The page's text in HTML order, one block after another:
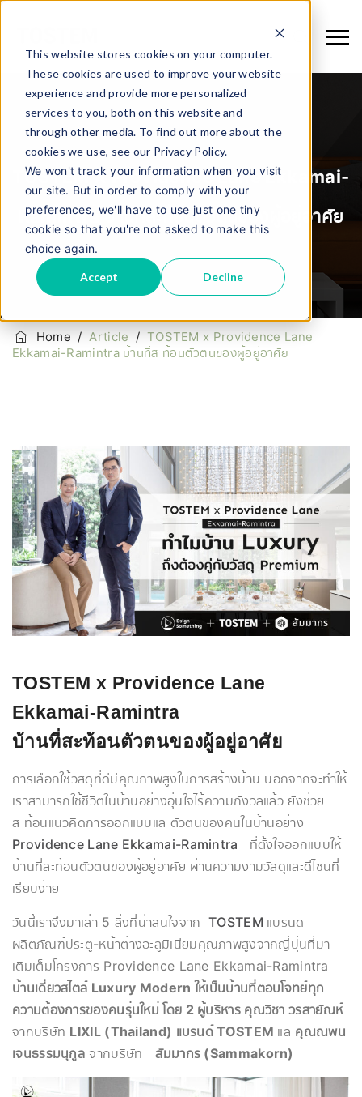
This website stores cookies on your computer.
These cookies are used to improve your website
experience and provide more personalized
services to you, both on this website and
through other media. To find out more about the
cookies we use, see our Privacy Policy.
We won't track your information when you visit
our site. But in order to comply with your
preferences, we'll have to use just one tiny
cookie so that you're not asked to make this
choice again.
Accept Decline
TOSTEM X Providence Lane Ekkamai-
Ramintra บ้านที่สะท้อนตัวตนของผู้อยู่อาศัย
Home /Article / TOSTEM x Providence Lane
Ekkamai-Ramintra บ้านที่สะท้อนตัวตนของผู้อยู่อาศัย
TOSTEM x Providence Lane
Ekkamai-Ramintra
บ้านที่สะท้อนตัวตนของผู้อยู่อาศัย
การเลือกใช้วัสดุที่ดีมีคุณภาพสูงในการสร้างบ้าน นอกจากจะทำให้
เราสามารถใช้ชีวิตในบ้านอย่างอุ่นใจไร้ความกังวลแล้ว ยังช่วย
สะท้อนแนวคิดการออกแบบและตัวตนของคนในบ้านอย่าง
Providence Lane Ekkamai-Ramintra
ที่ตั้งใจออกแบบให้
บ้านที่สะท้อนตัวตนของผู้อยู่อาศัย ผ่านความงามวัสดุและดีไซน์ที่
เรียบง่าย
วันนี้เราจึงมาเล่า 5 สิ่งที่น่าสนใจจาก TOSTEM แบรนด์
ผลิตภัณฑ์ประตู-หน้าต่างอะลูมิเนียมคุณภาพสูงจากญี่ปุ่นที่มา
เติมเต็มโครงการ Providence Lane Ekkamai-Ramintra
บ้านเดี่ยวสไตล์ Luxury Modern ให้เป็นบ้านที่ตอบโจทย์ทุก
ความต้องการของคนรุ่นใหม่ โดย 2 ผู้บริหาร คุณวิชา วรสายัณห์
จากบริษัท LIXIL (Thailand) แบรนด์ TOSTEM และคุณณพน
เจนธรรมนุกูล จากบริษัทสัมมากร (Sammakorn)